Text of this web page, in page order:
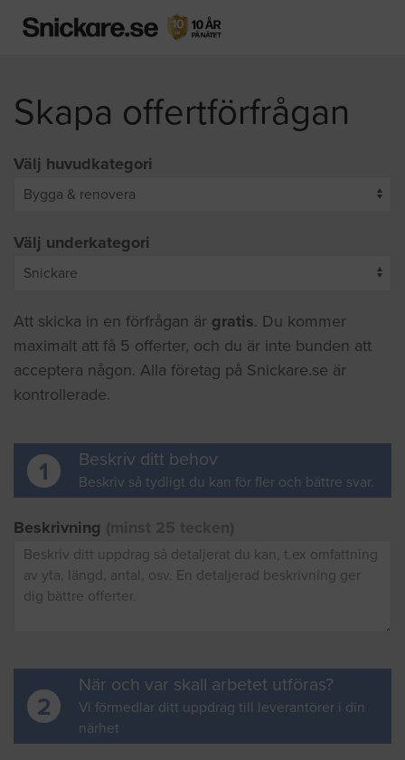
Skapa offertförfrågan
Välj huvudkategori
Välj underkategori
Att skicka in en förfrågan är gratis. Du kommer
maximalt att få 5 offerter, och du är inte bunden att
acceptera någon. Alla företag på Snickare.se är
kontrollerade.
1 Beskriv ditt behov
Beskriv så tydligt du kan för fler och bättre svar.
Beskrivning
2
När och var skall arbetet utföras?
Vi förmedlar ditt uppdrag till leverantörer i din
närhet